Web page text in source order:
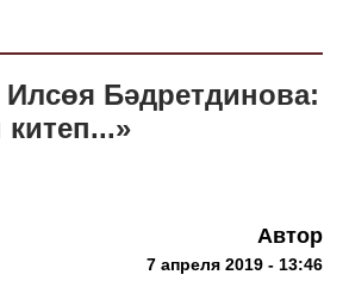
Илсөя Бәдретдинова:
Автор
7 апреля 2019 - 13:46